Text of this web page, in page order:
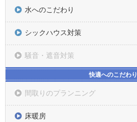
水へのこだわり
シックハウス対策
騒音・遮音対策
快適へのこだわり
間取りのプランニング
床暖房